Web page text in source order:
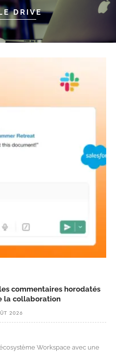
DRIVE
commentaires horodatés
la collaboration
2026
Workspace avec une